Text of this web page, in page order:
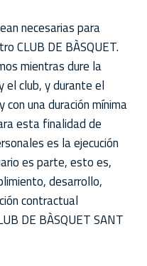
necesarias para
CLUB DE BÀSQUET.
mientras dure la
el club, y durante el
una duración mínima
esta finalidad de
es la ejecución
es parte, esto es,
desarrollo,
contractual
DE BÀSQUET SANT